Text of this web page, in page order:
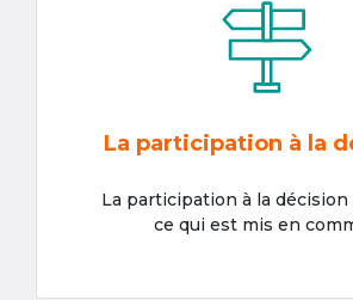
La participation à la
La participation à la
ce qui est mis en